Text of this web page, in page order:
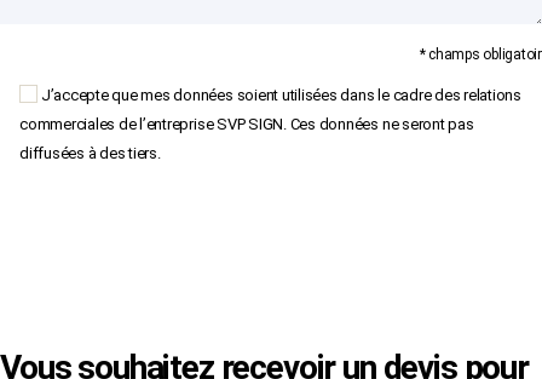
* champs obligatoir
J’accepte que mes données soient utilisées dans le cadre des relations
commerciales de l’entreprise SVP SIGN. Ces données ne seront pas
diffusées à des tiers.
Vous souhaitez recevoir un devis pour